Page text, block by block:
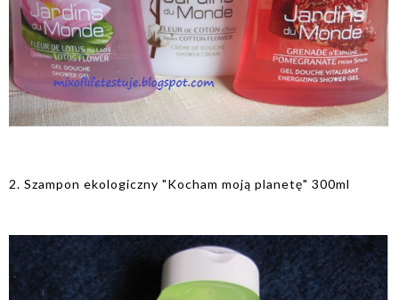
2. Szampon ekologiczny "Kocham moją planetę" 300ml